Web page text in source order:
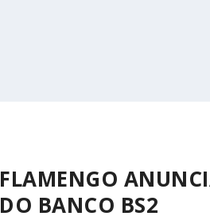
FLAMENGO
DO BANCO BS2